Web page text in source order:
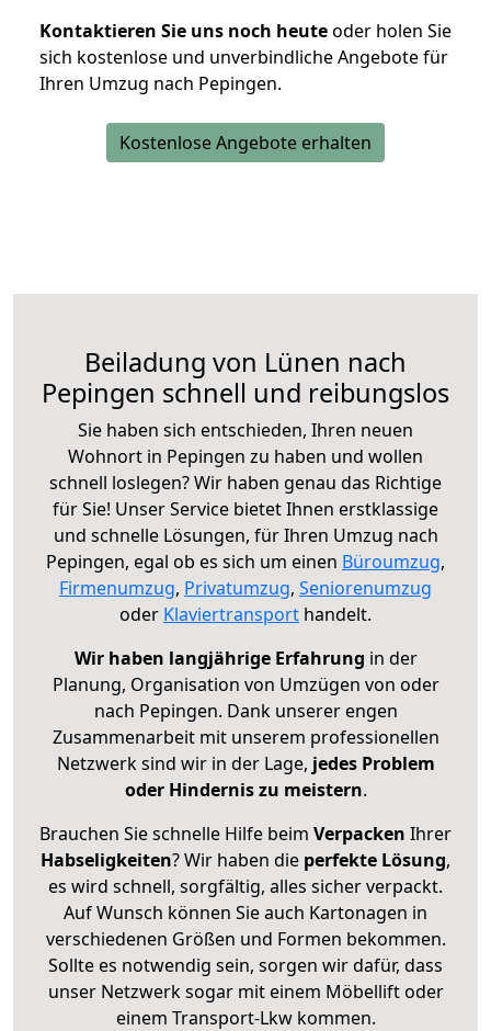
Kontaktieren Sie uns noch heuteoder holen Sie
sich kostenlose und unverbindliche Angebote für
Ihren Umzug nach Pepingen.
Kostenlose Angebote erhalten
Beiladung von Lünen nach
Pepingen schnell und reibungslos
Sie haben sich entschieden, Ihren neuen
Wohnort in Pepingen zu haben und wollen
schnell loslegen? Wir haben genau das Richtige
für Sie! Unser Service bietet Ihnen erstklassige
und schnelle Lösungen, für Ihren Umzug nach
Pepingen, egal ob es sich um einen Büroumzug,
Firmenumzug, Privatumzug, Seniorenumzug
oder Klaviertransport handelt.
Wir haben langjährige Erfahrung in der
Planung, Organisation von Umzügen von oder
nach Pepingen. Dank unserer engen
Zusammenarbeit mit unserem professionellen
Netzwerk sind wir in der Lage, jedes Problem
oder Hindernis zu meistern.
Brauchen Sie schnelle Hilfe beim Verpacken Ihrer
Habseligkeiten? Wir haben die perfekte Lösung,
es wird schnell, sorgfältig, alles sicher verpackt.
Auf Wunsch können Sie auch Kartonagen in
verschiedenen Größen und Formen bekommen.
Sollte es notwendig sein, sorgen wir dafür, dass
unser Netzwerk sogar mit einem Möbellift oder
einem Transport-Lkw kommen.